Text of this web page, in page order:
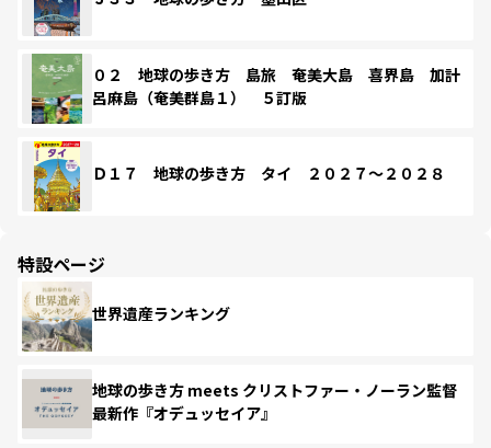
０２ 地球の歩き方 島旅 奄美大島 喜界島 加計
呂麻島（奄美群島１） ５訂版
Ｄ１７ 地球の歩き方 タイ ２０２７～２０２８
特設ページ
世界遺産ランキング
地球の歩き方 meets クリストファー・ノーラン監督
最新作『オデュッセイア』